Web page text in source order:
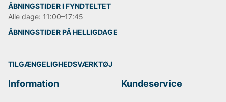
ÅBNINGSTIDER I FYNDTELTET
Alle dage: 11:00–17:45
ÅBNINGSTIDER PÅ HELLIGDAGE
TILGÆNGELIGHEDSVÆRKTØJ
Information Kundeservice